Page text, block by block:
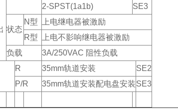
2-SPST(1a1b)
SE3
状态
N型
上电继电器被激励
R型
上电不影响继电器被激励
负载
3A/250VAC 阻性负载
R
35mm轨道安装
SE2
P/R
35mm轨道安装配电盘安装SE3